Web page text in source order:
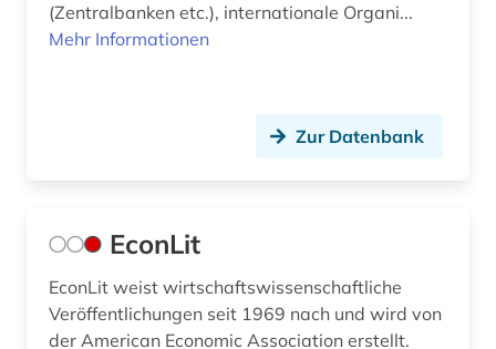
(Zentralbanken etc.), internationale Organi...
Mehr Informationen
Zur Datenbank
EconLit
EconLit weist wirtschaftswissenschaftliche
Veröffentlichungen seit 1969 nach und wird von
der American Economic Association erstellt.